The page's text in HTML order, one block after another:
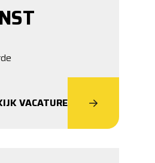
VACATURE